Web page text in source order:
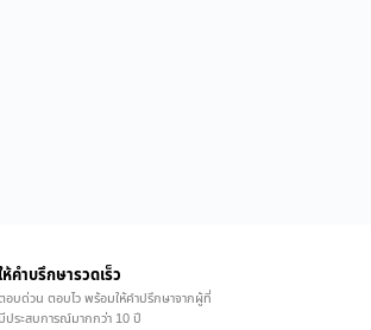
ห้คำบรึกษารวดเร็ว
อบด่วน ตอบไว พร้อมให้คำปรึกษาจากผู้ที่
มีประสบการณ์มากกว่า 10 ปี